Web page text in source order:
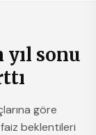
yıl sonu
göre
beklentileri